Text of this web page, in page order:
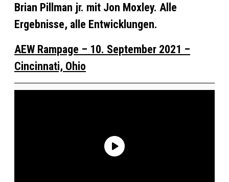
Brian Pillman jr. mit Jon Moxley. Alle
Ergebnisse, alle Entwicklungen.
AEW Rampage – 10. September 2021 –
Cincinnati, Ohio